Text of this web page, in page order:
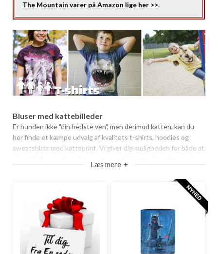
The Mountain varer på Amazon lige her >>.
Bluser med kattebilleder
Er hunden ikke "din bedste ven", men derimod katten, kan du
her finde et kæmpe udvalg af kvalitets t-shirts, hoodies og
sweatshirts med katteprint. Vi giver dig muligheden for både at
vores tshirts med tryk for alle katteelskere.
Læs mere +